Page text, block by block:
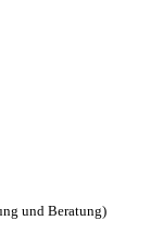
und Beratung)